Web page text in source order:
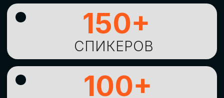
ИЗУЧЕНИЯНОВЫХ
ТЕХНОЛОГИЙИ
СТРАТЕГИЧЕСКИХ
ПОДХОДОВ К ЦИФРОВОЙ
ТРАНСФОРМАЦИИ
БИЗНЕСА